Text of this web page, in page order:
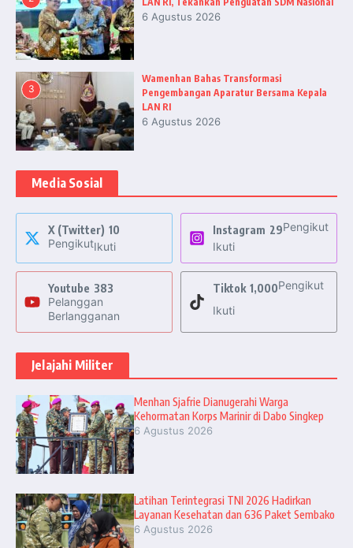
6 Agustus 2026
3
Wamenhan Bahas Transformasi
Pengembangan Aparatur Bersama Kepala
LAN RI
6 Agustus 2026
Media Sosial
X (Twitter) 10
PengikutIkuti
Instagram 29Pengikut
Ikuti
Youtube 383
Pelanggan
Berlangganan
Tiktok 1,000Pengikut
Ikuti
Jelajahi Militer
Menhan Sjafrie Dianugerahi Warga
Kehormatan Korps Marinir di Dabo Singkep
6 Agustus 2026
Latihan Terintegrasi TNI 2026 Hadirkan
Layanan Kesehatan dan 636 Paket Sembako
6 Agustus 2026